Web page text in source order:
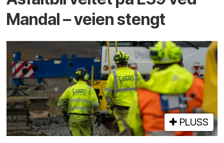
Mandal – veien stengt
PLUSS